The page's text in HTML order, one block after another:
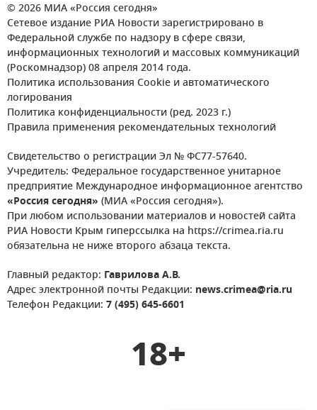
© 2026 МИА «Россия сегодня»
Сетевое издание РИА Новости зарегистрировано в
Федеральной службе по надзору в сфере связи,
информационных технологий и массовых коммуникаций
(Роскомнадзор) 08 апреля 2014 года.
Политика использования Cookie и автоматического
логирования
Политика конфиденциальности (ред. 2023 г.)
Правила применения рекомендательных технологий
Свидетельство о регистрации Эл № ФС77-57640.
Учредитель: Федеральное государственное унитарное
предприятие Международное информационное агентство
«Россия сегодня» (МИА «Россия сегодня»).
При любом использовании материалов и новостей сайта
РИА Новости Крым гиперссылка на https://crimea.ria.ru
обязательна не ниже второго абзаца текста.
Главный редактор: Гаврилова А.В.
Адрес электронной почты Редакции: news.crimea@ria.ru
Телефон Редакции: 7 (495) 645-6601
18+